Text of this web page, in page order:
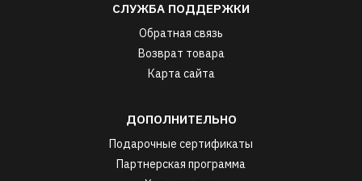
СЛУЖБА ПОДДЕРЖКИ
Обратная связь
Возврат товара
Карта сайта
ДОПОЛНИТЕЛЬНО
Подарочные сертификаты
Партнерская программа